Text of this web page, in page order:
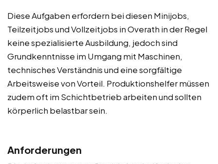
Diese Aufgaben erfordern bei diesen Minijobs,
Teilzeitjobs und Vollzeitjobs in Overath in der Regel
keine spezialisierte Ausbildung, jedoch sind
Grundkenntnisse im Umgang mit Maschinen,
technisches Verständnis und eine sorgfältige
Arbeitsweise von Vorteil. Produktionshelfer müssen
zudem oft im Schichtbetrieb arbeiten und sollten
körperlich belastbar sein.
Anforderungen